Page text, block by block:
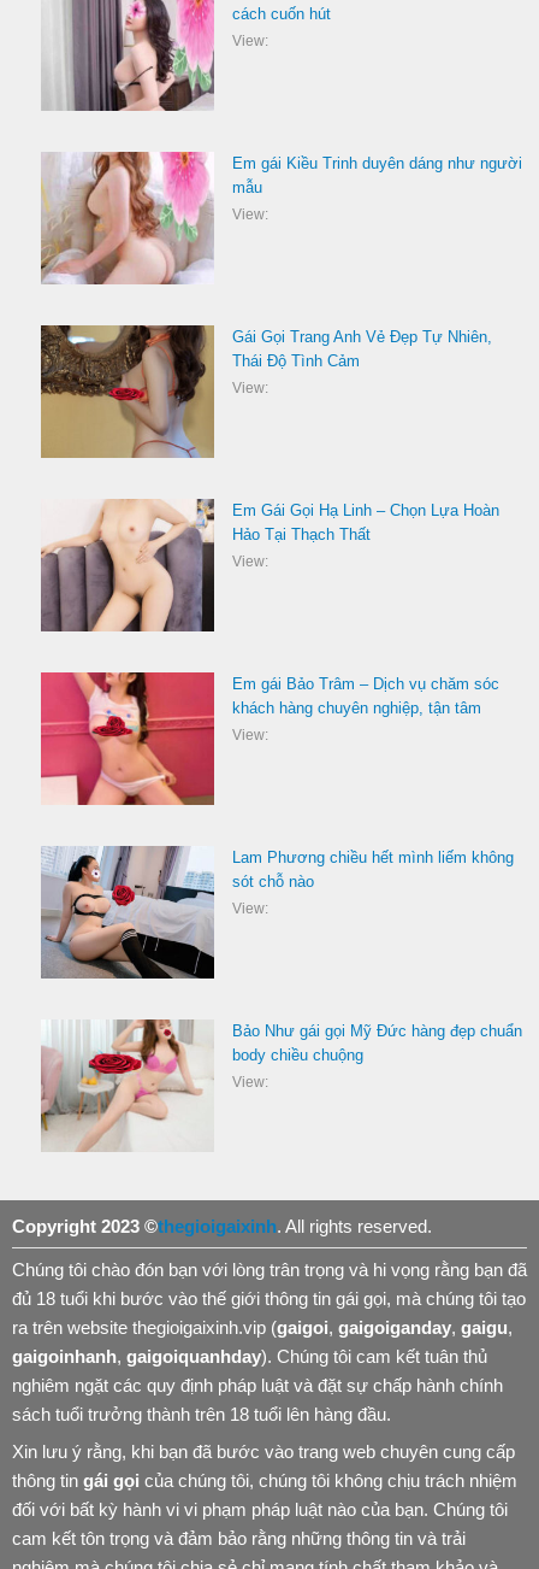
cách cuốn hút
View:
Em gái Kiều Trinh duyên dáng như người
mẫu
View:
Gái Gọi Trang Anh Vẻ Đẹp Tự Nhiên,
Thái Độ Tình Cảm
View:
Em Gái Gọi Hạ Linh – Chọn Lựa Hoàn
Hảo Tại Thạch Thất
View:
Em gái Bảo Trâm – Dịch vụ chăm sóc
khách hàng chuyên nghiệp, tận tâm
View:
Lam Phương chiều hết mình liếm không
sót chỗ nào
View:
Bảo Như gái gọi Mỹ Đức hàng đẹp chuẩn
body chiều chuộng
View:
Copyright 2023 ©thegioigaixinh. All rights reserved.
Chúng tôi chào đón bạn với lòng trân trọng và hi vọng rằng bạn đã
đủ 18 tuổi khi bước vào thế giới thông tin gái gọi, mà chúng tôi tạo
ra trên website thegioigaixinh.vip (gaigoi, gaigoiganday, gaigu,
gaigoinhanh, gaigoiquanhday). Chúng tôi cam kết tuân thủ
nghiêm ngặt các quy định pháp luật và đặt sự chấp hành chính
sách tuổi trưởng thành trên 18 tuổi lên hàng đầu.
Xin lưu ý rằng, khi bạn đã bước vào trang web chuyên cung cấp
thông tin gái gọi của chúng tôi, chúng tôi không chịu trách nhiệm
đối với bất kỳ hành vi vi phạm pháp luật nào của bạn. Chúng tôi
cam kết tôn trọng và đảm bảo rằng những thông tin và trải